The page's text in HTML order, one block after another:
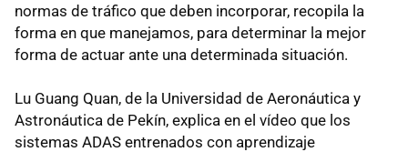
normas de tráfico que deben incorporar, recopila la
forma en que manejamos, para determinar la mejor
forma de actuar ante una determinada situación.
Lu Guang Quan, de la Universidad de Aeronáutica y
Astronáutica de Pekín, explica en el vídeo que los
sistemas ADAS entrenados con aprendizaje